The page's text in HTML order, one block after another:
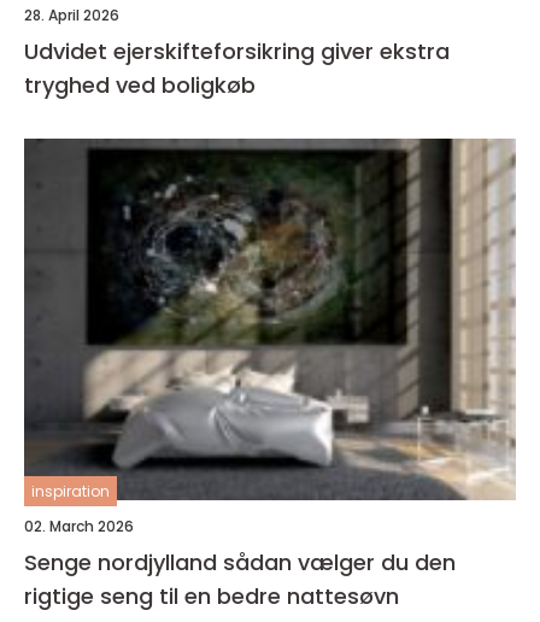
28. April 2026
Udvidet ejerskifteforsikring giver ekstra
tryghed ved boligkøb
inspiration
02. March 2026
Senge nordjylland sådan vælger du den
rigtige seng til en bedre nattesøvn